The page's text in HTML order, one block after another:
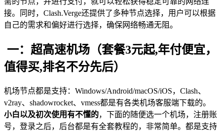
接。同时，Clash.Verge还提供了多种节点选择，用户可以根据
自己的需求和偏好进行选择，确保网络畅通无阻。
一：超高速机场（套餐3元起,年付便宜，
值得买,排名不分先后）
机场节点都是支持：Windows/Android/macOS/iOS，Clash、
v2ray、shadowrocket、vmess都是有各类机场客服端下载的。
小白以及初次使用有不懂的，下面的随便选一个机场，注册账
号，登录之后，后台都是有全套教程的，非常简单。都是支持